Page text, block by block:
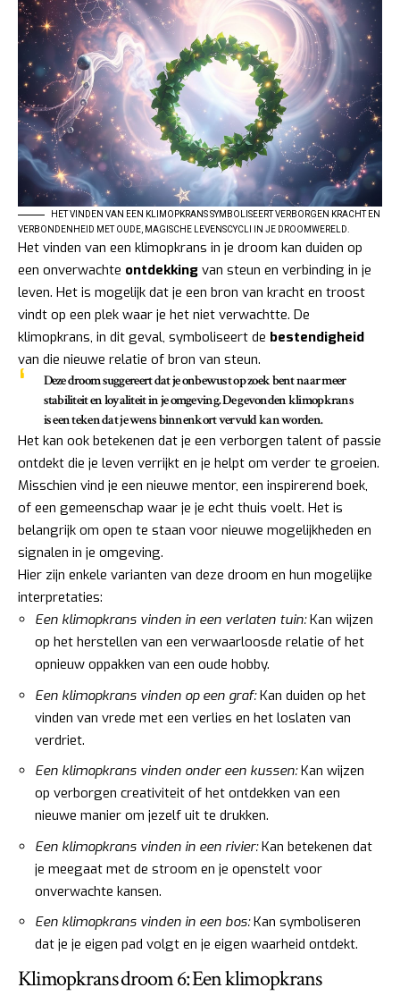
HET VINDEN VAN EEN KLIMOPKRANS SYMBOLISEERT VERBORGEN KRACHT EN
VERBONDENHEID MET OUDE, MAGISCHE LEVENSCYCLI IN JE DROOMWERELD.
Het vinden van een klimopkrans in je droom kan duiden op
een onverwachte ontdekking van steun en verbinding in je
leven. Het is mogelijk dat je een bron van kracht en troost
vindt op een plek waar je het niet verwachtte. De
klimopkrans, in dit geval, symboliseert de bestendigheid
van die nieuwe relatie of bron van steun.
Deze droom suggereert dat je onbewust op zoek bent naar meer
stabiliteit en loyaliteit in je omgeving. De gevonden klimopkrans
is een teken dat je wens binnenkort vervuld kan worden.
Het kan ook betekenen dat je een verborgen talent of passie
ontdekt die je leven verrijkt en je helpt om verder te groeien.
Misschien vind je een nieuwe mentor, een inspirerend boek,
of een gemeenschap waar je je echt thuis voelt. Het is
belangrijk om open te staan voor nieuwe mogelijkheden en
signalen in je omgeving.
Hier zijn enkele varianten van deze droom en hun mogelijke
interpretaties:
Een klimopkrans vinden in een verlaten tuin:Kan wijzen
op het herstellen van een verwaarloosde relatie of het
opnieuw oppakken van een oude hobby.
Een klimopkrans vinden op een graf:Kan duiden op het
vinden van vrede met een verlies en het loslaten van
verdriet.
Een klimopkrans vinden onder een kussen:Kan wijzen
op verborgen creativiteit of het ontdekken van een
nieuwe manier om jezelf uit te drukken.
Een klimopkrans vinden in een rivier:Kan betekenen dat
je meegaat met de stroom en je openstelt voor
onverwachte kansen.
Een klimopkrans vinden in een bos:Kan symboliseren
dat je je eigen pad volgt en je eigen waarheid ontdekt.
Klimopkrans droom 6: Een klimopkrans